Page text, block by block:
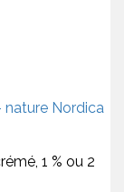
Nordica
1 % ou 2